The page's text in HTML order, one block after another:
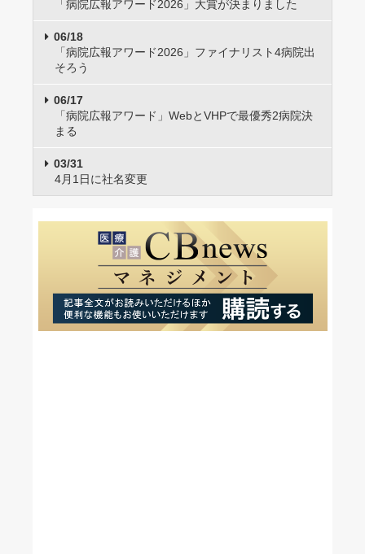
「病院広報アワード2026」大賞が決まりました
06/18
「病院広報アワード2026」ファイナリスト4病院出
そろう
06/17
「病院広報アワード」WebとVHPで最優秀2病院決
まる
03/31
4月1日に社名変更